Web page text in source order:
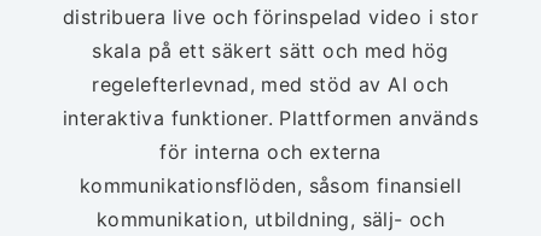
distribuera live och förinspelad video i stor
skala på ett säkert sätt och med hög
regelefterlevnad, med stöd av AI och
interaktiva funktioner. Plattformen används
för interna och externa
kommunikationsflöden, såsom finansiell
kommunikation, utbildning, sälj- och